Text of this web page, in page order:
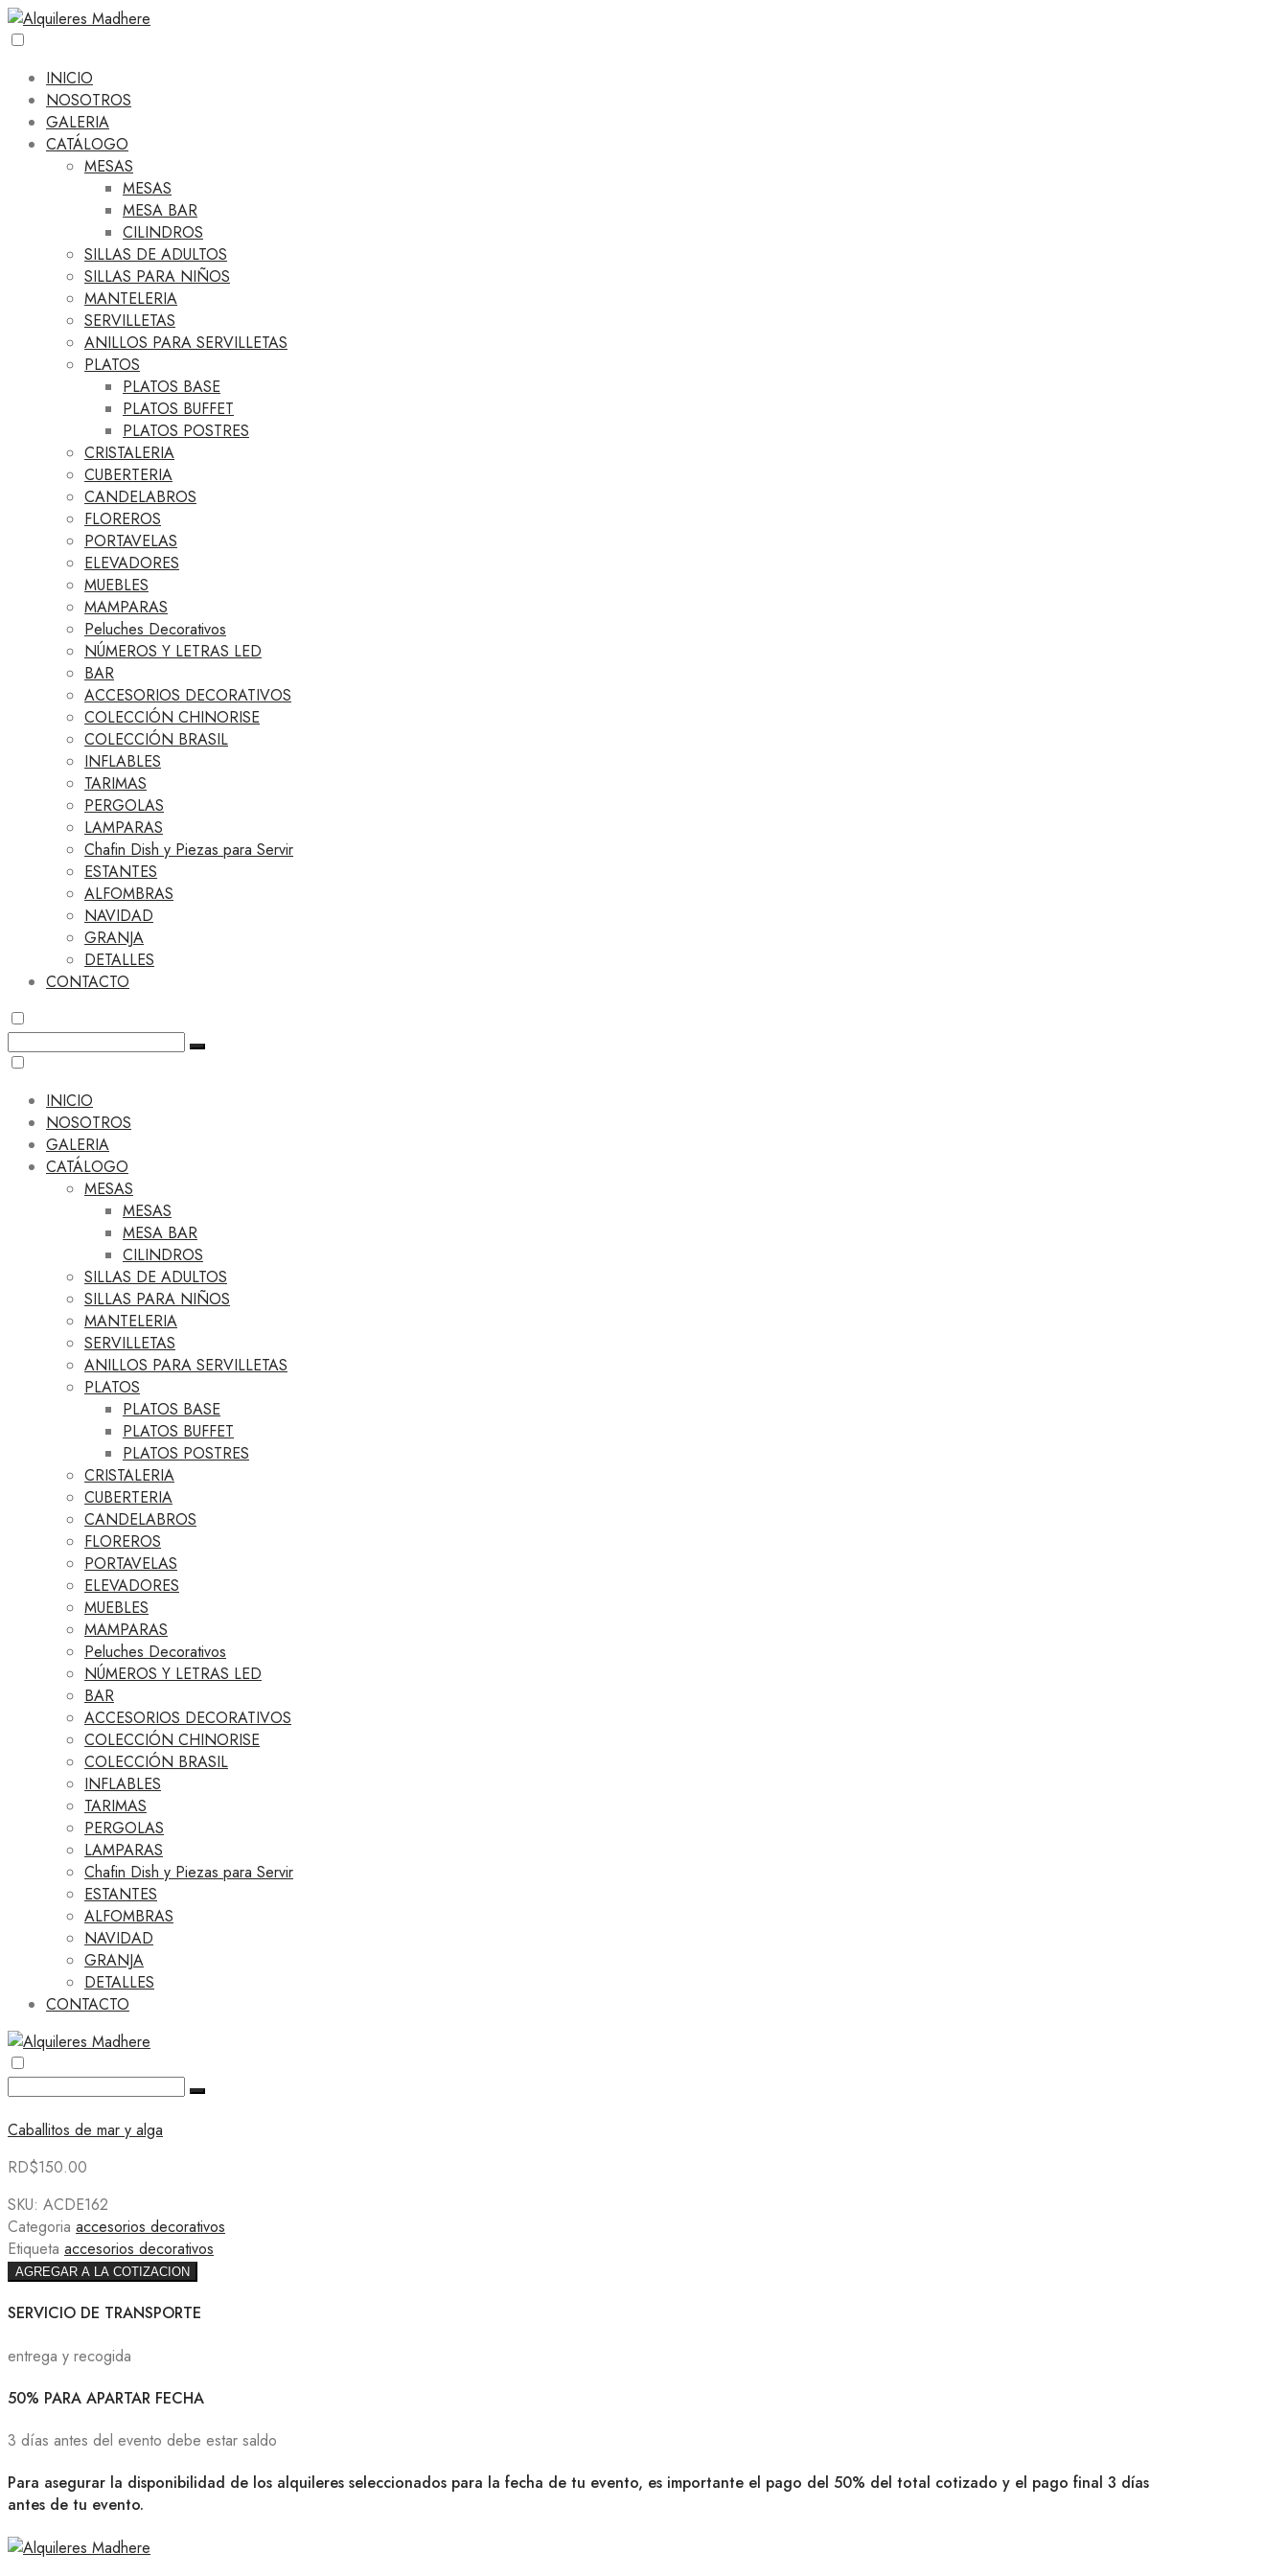
INICIO
NOSOTROS
GALERIA
CATÁLOGO
MESAS
MESAS
MESA BAR
CILINDROS
SILLAS DE ADULTOS
SILLAS PARA NIÑOS
MANTELERIA
SERVILLETAS
ANILLOS PARA SERVILLETAS
PLATOS
PLATOS BASE
PLATOS BUFFET
PLATOS POSTRES
CRISTALERIA
CUBERTERIA
CANDELABROS
FLOREROS
PORTAVELAS
ELEVADORES
MUEBLES
MAMPARAS
Peluches Decorativos
NÚMEROS Y LETRAS LED
BAR
ACCESORIOS DECORATIVOS
COLECCIÓN CHINORISE
COLECCIÓN BRASIL
INFLABLES
TARIMAS
PERGOLAS
LAMPARAS
Chafin Dish y Piezas para Servir
ESTANTES
ALFOMBRAS
NAVIDAD
GRANJA
DETALLES
CONTACTO
INICIO
NOSOTROS
GALERIA
CATÁLOGO
MESAS
MESAS
MESA BAR
CILINDROS
SILLAS DE ADULTOS
SILLAS PARA NIÑOS
MANTELERIA
SERVILLETAS
ANILLOS PARA SERVILLETAS
PLATOS
PLATOS BASE
PLATOS BUFFET
PLATOS POSTRES
CRISTALERIA
CUBERTERIA
CANDELABROS
FLOREROS
PORTAVELAS
ELEVADORES
MUEBLES
MAMPARAS
Peluches Decorativos
NÚMEROS Y LETRAS LED
BAR
ACCESORIOS DECORATIVOS
COLECCIÓN CHINORISE
COLECCIÓN BRASIL
INFLABLES
TARIMAS
PERGOLAS
LAMPARAS
Chafin Dish y Piezas para Servir
ESTANTES
ALFOMBRAS
NAVIDAD
GRANJA
DETALLES
CONTACTO
Caballitos de mar y alga
RD$150.00
SKU: ACDE162
Categoria accesorios decorativos
Etiqueta accesorios decorativos
AGREGAR A LA COTIZACION
SERVICIO DE TRANSPORTE
entrega y recogida
50% PARA APARTAR FECHA
3 días antes del evento debe estar saldo
Para asegurar la disponibilidad de los alquileres seleccionados para la fecha de tu evento, es importante el pago del 50% del total cotizado y el pago final 3 días
antes de tu evento.